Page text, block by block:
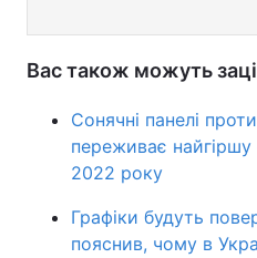
Вас також можуть
Сонячні панелі
переживає
2022 року
Графіки будуть
пояснив, чому в